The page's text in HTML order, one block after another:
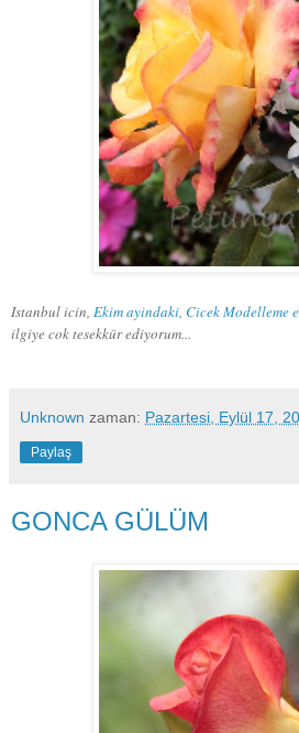
Istanbul icin, Ekim ayindaki, Cicek Modelleme
ilgiye cok tesekkür ediyorum...
Unknown zaman: Pazartesi, Eylül 17,
Paylaş
GONCA GÜLÜM